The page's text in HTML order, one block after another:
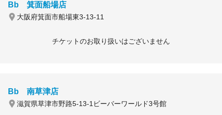
Bb 箕面船場店
大阪府箕面市船場東3-13-11
チケットのお取り扱いはございません
Bb 南草津店
滋賀県草津市野路5-13-1ビーバーワールド3号館